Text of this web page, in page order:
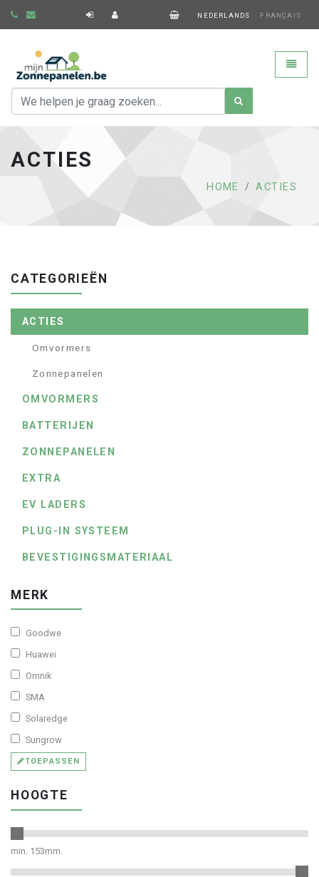
NEDERLANDS FRANÇAIS
ACTIES
HOME ACTIES
CATEGORIEËN
ACTIES
Omvormers
Zonnepanelen
OMVORMERS
BATTERIJEN
ZONNEPANELEN
EXTRA
EV LADERS
PLUG-IN SYSTEEM
BEVESTIGINGSMATERIAAL
MERK
Goodwe
Huawei
Omnik
SMA
Solaredge
Sungrow
TOEPASSEN
HOOGTE
min. 153mm.